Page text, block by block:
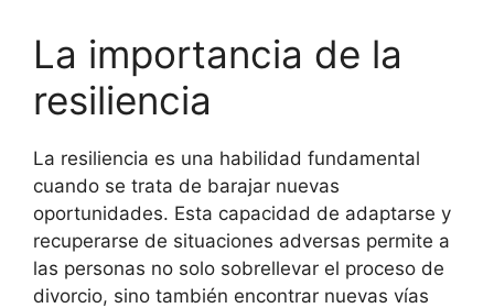
La importancia de la
resiliencia
La resiliencia es una habilidad fundamental
cuando se trata de barajar nuevas
oportunidades. Esta capacidad de adaptarse y
recuperarse de situaciones adversas permite a
las personas no solo sobrellevar el proceso de
divorcio, sino también encontrar nuevas vías